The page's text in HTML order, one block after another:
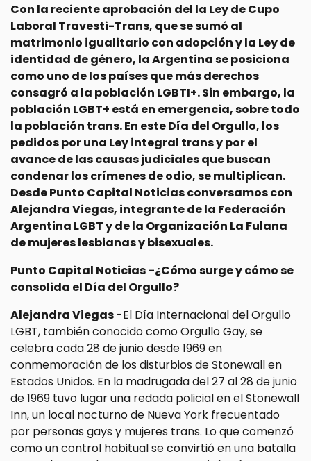
Con la reciente aprobación del la Ley de Cupo
Laboral Travesti-Trans, que se sumó al
matrimonio igualitario con adopción y la Ley de
identidad de género, la Argentina se posiciona
como uno de los países que más derechos
consagró a la población LGBTI+. Sin embargo, la
población LGBT+ está en emergencia, sobre todo
la población trans. En este Día del Orgullo, los
pedidos por una Ley integral trans y por el
avance de las causas judiciales que buscan
condenar los crímenes de odio, se multiplican.
Desde Punto Capital Noticias conversamos con
Alejandra Viegas, integrante de la Federación
Argentina LGBT y de la Organización La Fulana
de mujeres lesbianas y bisexuales.
Punto Capital Noticias -¿Cómo surge y cómo se
consolida el Día del Orgullo?
Alejandra Viegas -El Día Internacional del Orgullo
LGBT, también conocido como Orgullo Gay, se
celebra cada 28 de junio desde 1969 en
conmemoración de los disturbios de Stonewall en
Estados Unidos. En la madrugada del 27 al 28 de junio
de 1969 tuvo lugar una redada policial en el Stonewall
Inn, un local nocturno de Nueva York frecuentado
por personas gays y mujeres trans. Lo que comenzó
como un control habitual se convirtió en una batalla